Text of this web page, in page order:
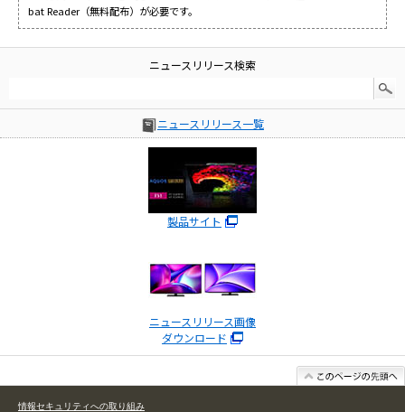
bat Reader（無料配布）が必要です。
ニュースリリース検索
ニュースリリース一覧
製品サイト
ニュースリリース画像
ダウンロード
情報セキュリティへの取り組み